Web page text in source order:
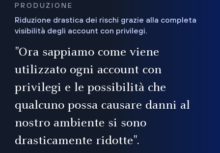
PRODUZIONE
Riduzione drastica dei rischi grazie alla completa
visibilità degli account con privilegi.
"Ora sappiamo come viene
utilizzato ogni account con
privilegi e le possibilità che
qualcuno possa causare danni al
nostro ambiente si sono
drasticamente ridotte".